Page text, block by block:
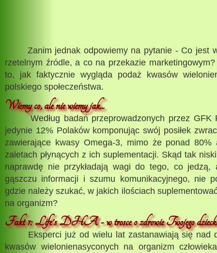
Zanim jednak odpowiemy na pytanie - Co jest
rzetelnym źródle, a co na przekazie
to, jak faktycznie wygląda podaż kwasów
polskiego społeczeństwa.
Wiemy co, ale nie wiemy jak...
Według badań przeprowadzonych przez GFK
jedynie 12% Polaków komponując swój posiłek
zawierające kwasy Omega-3, mimo że ponad 80%
zaletach płynących z ich suplementacji. Skąd tak
naprawdę nie przykładają wagi do tego, co
gąszczu informacji i szumu komunikacyjnego, nie
gdzie należy szukać, w jakich ilościach
na organizm?
Fakt 1: Life's DHA - w trosce o zdrowie Twojego
Eksperci już od wielu lat zastanawiają się nad
kwasów wielonienasyconych na organizm